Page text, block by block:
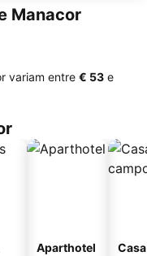
Manacor
variam entre ‎€ 53 e
Aparthotel